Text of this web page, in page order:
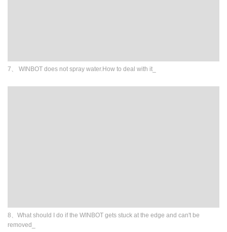
7、 WINBOT does not spray water.How to deal with it_
8、What should I do if the WINBOT gets stuck at the edge and can't be
removed_